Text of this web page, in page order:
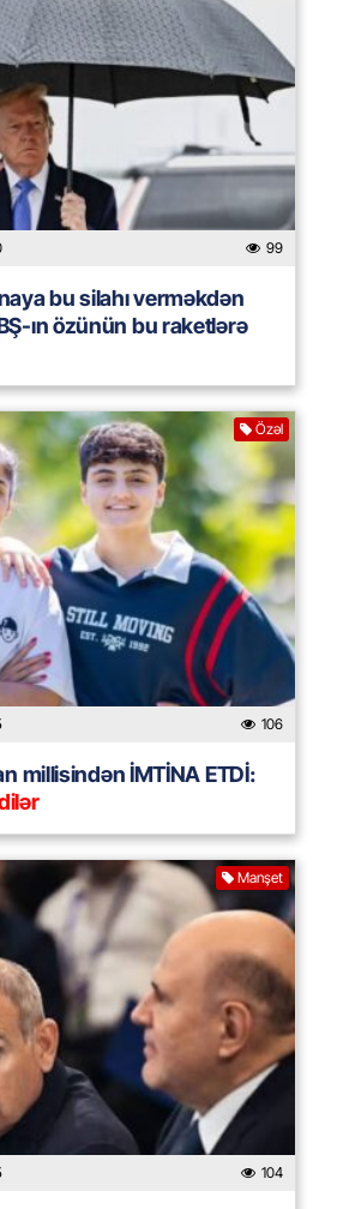
99
bu silahı verməkdən
ın özünün bu raketlərə
Özəl
106
millisindən İMTİNA ETDİ:
Manşet
104